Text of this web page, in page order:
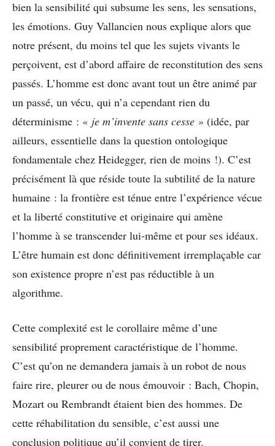
bien la sensibilité qui subsume les sens, les sensations,
les émotions. Guy Vallancien nous explique alors que
notre présent, du moins tel que les sujets vivants le
perçoivent, est d’abord affaire de reconstitution des sens
passés. L’homme est donc avant tout un être animé par
un passé, un vécu, qui n’a cependant rien du
déterminisme : « je m’invente sans cesse » (idée, par
ailleurs, essentielle dans la question ontologique
fondamentale chez Heidegger, rien de moins !). C’est
précisément là que réside toute la subtilité de la nature
humaine : la frontière est ténue entre l’expérience vécue
et la liberté constitutive et originaire qui amène
l’homme à se transcender lui-même et pour ses idéaux.
L’être humain est donc définitivement irremplaçable car
son existence propre n’est pas réductible à un
algorithme.
Cette complexité est le corollaire même d’une
sensibilité proprement caractéristique de l’homme.
C’est qu’on ne demandera jamais à un robot de nous
faire rire, pleurer ou de nous émouvoir : Bach, Chopin,
Mozart ou Rembrandt étaient bien des hommes. De
cette réhabilitation du sensible, c’est aussi une
conclusion politique qu’il convient de tirer.